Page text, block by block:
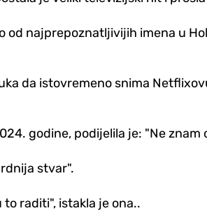
najprepoznatljivijih imena u
da istovremeno snima
godine, podijelila je: "Ne znam
stvar".
to raditi", istakla je ona..